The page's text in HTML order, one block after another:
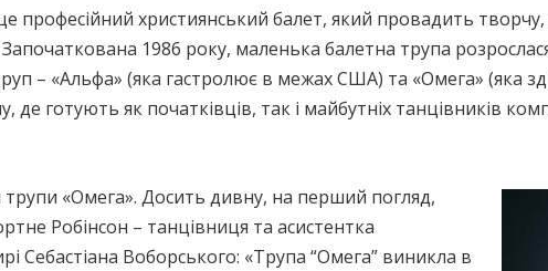
професійний християнський балет, який провадить
1986 року, маленька балетна трупа
– «Альфа» (яка гастролює в межах США) та «Омега» (яка
готують як початківців, так і майбутніх танцівників
трупи «Омега». Досить дивну, на перший погляд,
Робінсон – танцівниця та асистентка
Себастіана Воборського: «Трупа “Омега” виникла в